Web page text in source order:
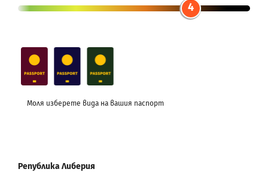
4
Моля изберете вида на вашия паспорт
Република Либерия